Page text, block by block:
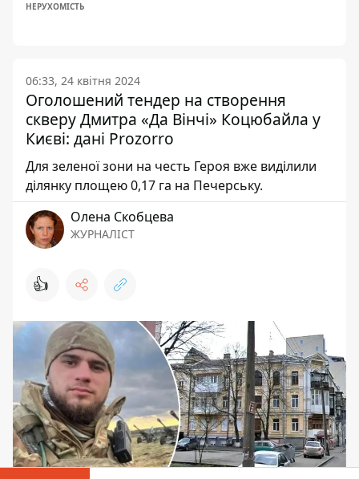
НЕРУХОМІСТЬ
06:33, 24 квітня 2024
Оголошений тендер на створення
скверу Дмитра «Да Вінчі» Коцюбайла у
Києві: дані Prozorro
Для зеленої зони на честь Героя вже виділили
ділянку площею 0,17 га на Печерську.
Олена Скобцева
ЖУРНАЛІСТ
👍